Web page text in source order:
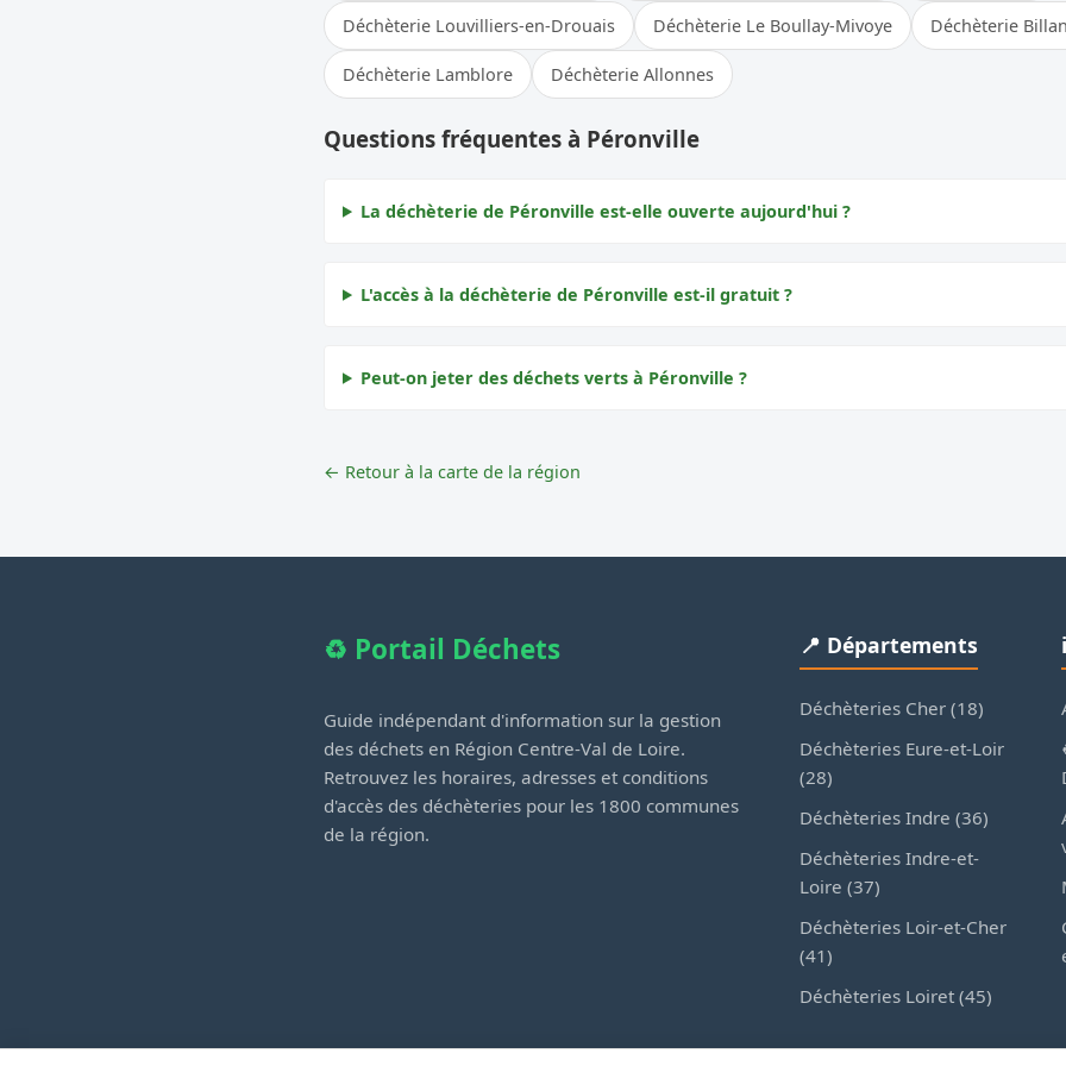
Déchèterie Louvilliers-en-Drouais Déchèterie Le Boullay-Mivoye Déchèterie
Déchèterie Lamblore Déchèterie Allonnes
Questions fréquentes à Péronville
La déchèterie de Péronville est-elle ouverte aujourd'hui ?
L'accès à la déchèterie de Péronville est-il gratuit ?
Peut-on jeter des déchets verts à Péronville ?
← Retour à la carte de la région
♻️ Portail Déchets
Guide indépendant d'information sur la gestion
des déchets en Région Centre-Val de Loire.
Retrouvez les horaires, adresses et conditions
d'accès des déchèteries pour les 1800 communes
de la région.
📍 Départements
Déchèteries Cher (18)
Déchèteries Eure-et-Loir
(28)
Déchèteries Indre (36)
Déchèteries Indre-et-
Loire (37)
Déchèteries Loir-et-Cher
(41)
Déchèteries Loiret (45)